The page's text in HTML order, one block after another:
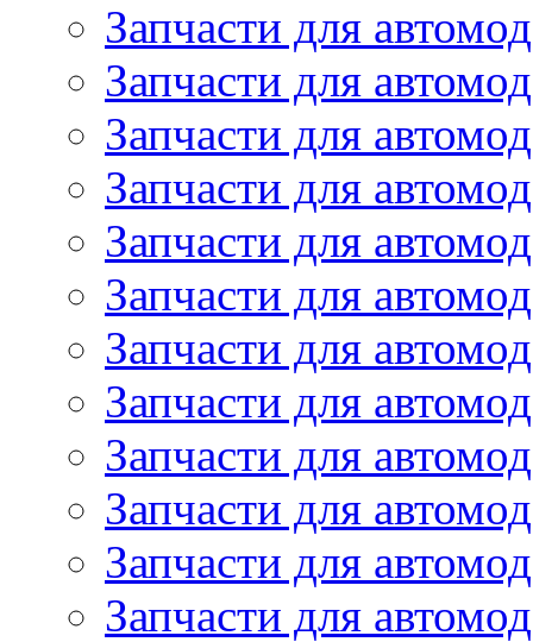
Запчасти для
Запчасти для
Запчасти для
Запчасти для
Запчасти для
Запчасти для
Запчасти для
Запчасти для
Запчасти для
Запчасти для
Запчасти для
Запчасти для